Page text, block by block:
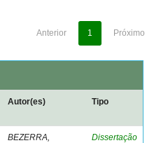
Anterior 1 Próximo
Autor(es) Tipo
BEZERRA,
Dissertação